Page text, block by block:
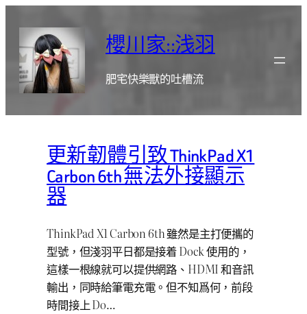
櫻川家::浅羽
肥宅快樂獸的吐槽流
更新韌體引致 ThinkPad X1
Carbon 6th 無法外接顯示
器
ThinkPad X1 Carbon 6th 雖然是主打便攜的
型號，但淺羽平日都是接着 Dock 使用的，
這樣一根線就可以提供網路、HDMI 和音訊
輸出，同時給筆電充電。但不知爲何，前段
時間接上 Do…